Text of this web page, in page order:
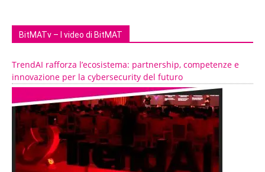
BitMATv – I video di BitMAT
TrendAI rafforza l’ecosistema: partnership, competenze e
innovazione per la cybersecurity del futuro